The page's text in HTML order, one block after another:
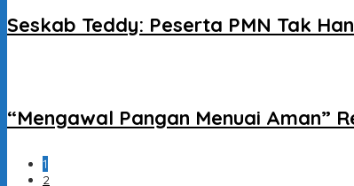
Seskab Teddy: Peserta PMN Tak
“Mengawal Pangan Menuai Aman”
1
2